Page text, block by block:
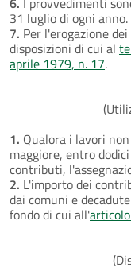
31 luglio di ogni anno.
7. Per l'erogazione
disposizioni di cui al
aprile 1979, n. 17.
1. Qualora i lavori
maggiore, entro
contributi,
2. L'importo dei
dai comuni e
fondo di cui all'